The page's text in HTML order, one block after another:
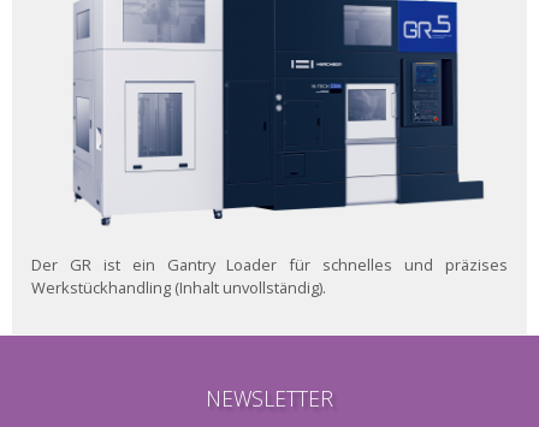
Der GR ist ein Gantry Loader für schnelles und präzises
Werkstückhandling (Inhalt unvollständig).
NEWSLETTER